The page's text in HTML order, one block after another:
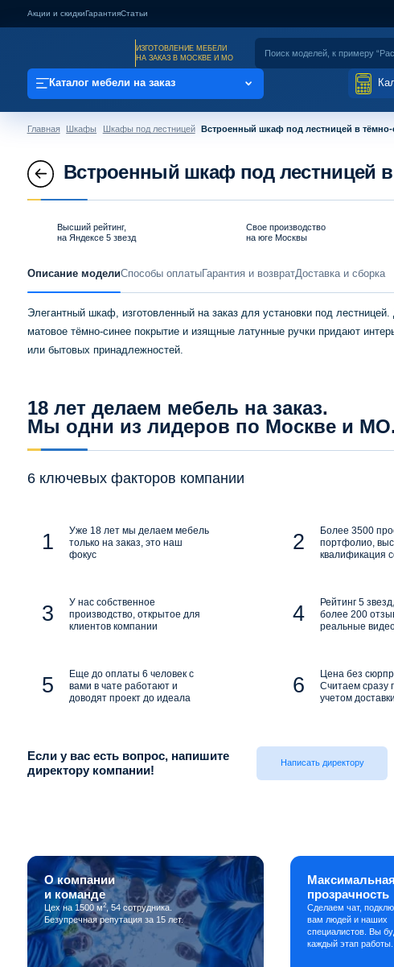
Акции и скидкиГарантияСтатьи
ИЗГОТОВЛЕНИЕ МЕБЕЛИ
НА ЗАКАЗ В МОСКВЕ И МО
Каталог мебели на заказ
Главная Шкафы Шкафы под лестницей Встроенный шкаф под лестницей в
Встроенный шкаф под лестницей
Высший рейтинг,
на Яндексе 5 звезд
Свое производство
на юге Москвы
Описание модели Способы оплатыГарантия и возвратДоставка и сборка
Элегантный шкаф, изготовленный на заказ для установки под
матовое тёмно-синее покрытие и изящные латунные ручки придают
или бытовых принадлежностей.
18 лет делаем мебель на заказ.
Мы одни из лидеров по Москве и МО.
6 ключевых факторов компании
Уже 18 лет мы делаем мебель
только на заказ, это наш
фокус
Более 3500
портфолио,
квалификация
У нас собственное
производство, открытое для
клиентов компании
Рейтинг 5 звезд,
более 200
реальные
Еще до оплаты 6 человек с
вами в чате работают и
доводят проект до идеала
Цена без
Считаем сразу
учетом
Если у вас есть вопрос, напишите
директору компании!
Написать директору
О компании
и команде
Цех на 1500 м2, 54 сотрудника.
Безупречная репутация за 15 лет.
Максимальная
прозрачность
Сделаем чат,
вам людей и наших
специалистов. Вы
каждый этап работы.